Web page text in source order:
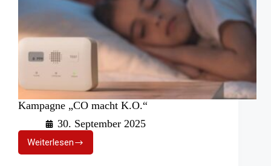
Kampagne „CO macht K.O.“
30. September 2025
WeiterlesenKampagne
„CO